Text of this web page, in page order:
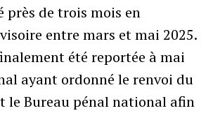
près de trois mois en
entre mars et mai 2025.
été reportée à mai
ayant ordonné le renvoi du
le Bureau pénal national afin